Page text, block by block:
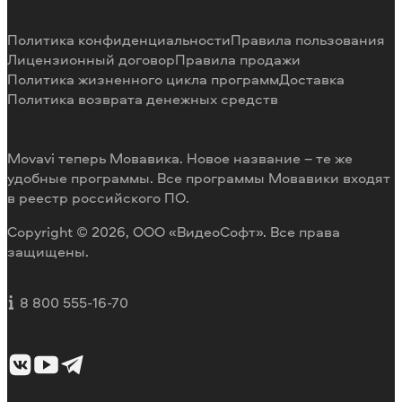
Способы оплаты
Возврат средств
Отзывы пользователей
Разработка видеоредактора под заказ
Movavi теперь Мовавика. Новое название – те же
удобные программы. Все программы Мовавики входят
в реестр российского ПО.
Copyright © 2026, ООО «ВидеоСофт». Все права
защищены.
8 800 555-16-70
Политика конфиденциальностиПравила пользования
Лицензионный договорПравила продажи
Политика жизненного цикла программДоставка
Политика возврата денежных средств